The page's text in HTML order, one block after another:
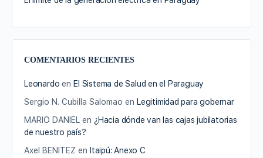
COMENTARIOS RECIENTES
Leonardo en El Sistema de Salud en el Paraguay
Sergio N. Cubilla Salomao en Legitimidad para gobernar
MARIO DANIEL en ¿Hacia dónde van las cajas jubilatorias
de nuestro país?
Axel BENITEZ en Itaipú: Anexo C